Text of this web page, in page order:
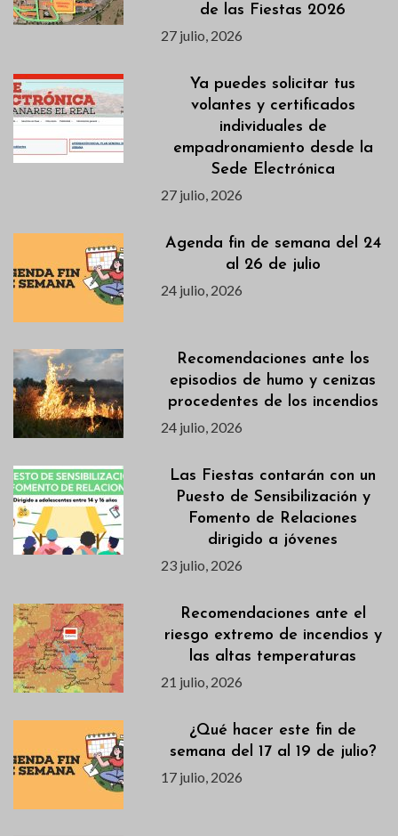
de las Fiestas 2026
27 julio, 2026
Ya puedes solicitar tus
volantes y certificados
individuales de
empadronamiento desde la
Sede Electrónica
27 julio, 2026
Agenda fin de semana del 24
al 26 de julio
24 julio, 2026
Recomendaciones ante los
episodios de humo y cenizas
procedentes de los incendios
24 julio, 2026
Las Fiestas contarán con un
Puesto de Sensibilización y
Fomento de Relaciones
dirigido a jóvenes
23 julio, 2026
Recomendaciones ante el
riesgo extremo de incendios y
las altas temperaturas
21 julio, 2026
¿Qué hacer este fin de
semana del 17 al 19 de julio?
17 julio, 2026